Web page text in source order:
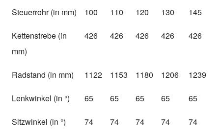
Steuerrohr (in mm) 100 110 120 130 145
Kettenstrebe (in
mm)
426 426 426 426 426
Radstand (in mm) 1122 1153 1180 1206 1239
Lenkwinkel (in °) 65 65 65 65 65
Sitzwinkel (in °) 74 74 74 74 74